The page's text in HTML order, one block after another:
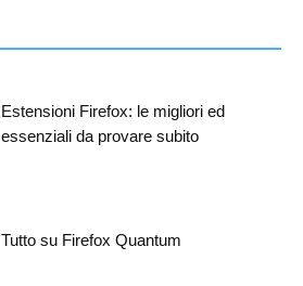
Estensioni Firefox: le migliori ed
essenziali da provare subito
Tutto su Firefox Quantum